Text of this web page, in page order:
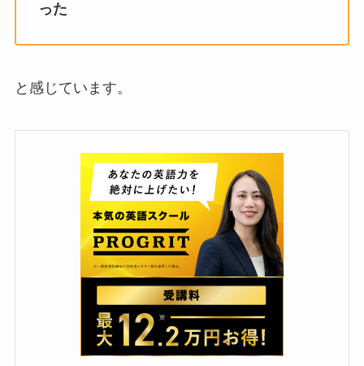
った
と感じています。